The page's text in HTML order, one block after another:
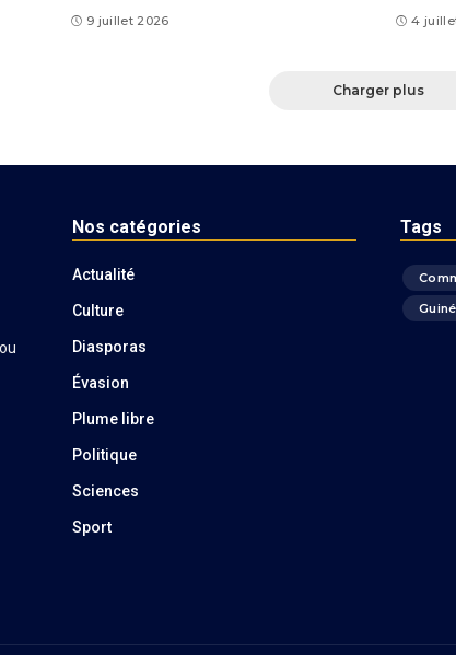
9 juillet 2026 4
Charger plus
Nos catégories
Actualité
Culture
Diasporas
Évasion
Plume libre
Politique
Sciences
Sport
Tags